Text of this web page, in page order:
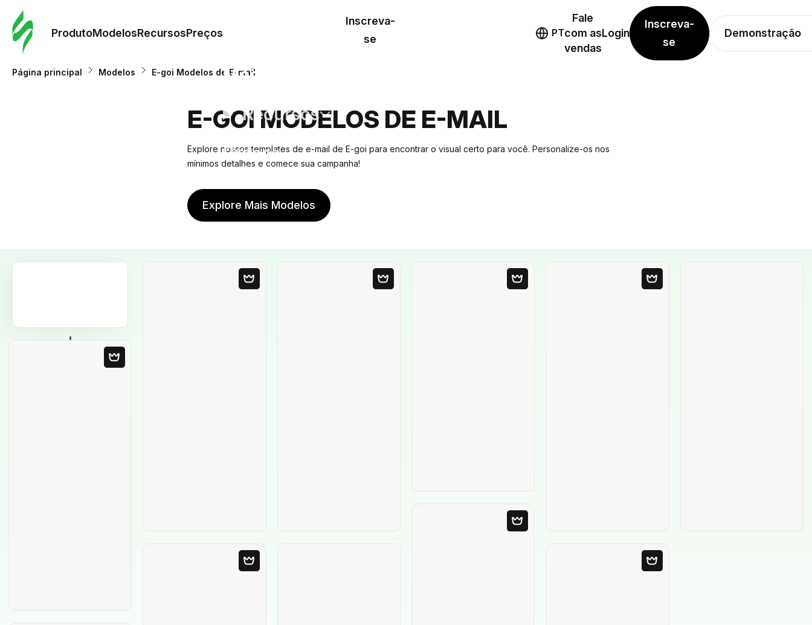
ProdutoModelosRecursosPreços
Modelos
Recursos
Preços
Inscreva-
se
PT
Fale
com as
vendas
Login
Inscreva-
se
Demonstração
Página principal Modelos E-goi Modelos de E-mail
E-GOI MODELOS DE E-MAIL
Explore nossos templates de e-mail de E-goi para encontrar o visual certo para você. Personalize-os nos
mínimos detalhes e comece sua campanha!
Explore Mais Modelos